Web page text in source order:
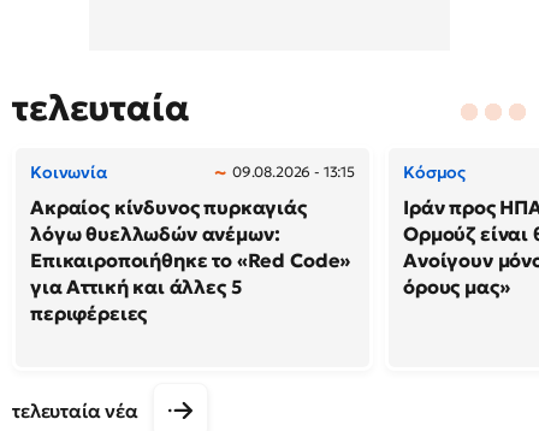
τελευταία
Κοινωνία 09.08.2026 - 13:15
Ακραίος κίνδυνος πυρκαγιάς
λόγω θυελλωδών ανέμων:
Επικαιροποιήθηκε το «Red Code»
για Αττική και άλλες 5
περιφέρειες
Κόσμος
Ιράν προς
Ορμούζ είναι
Ανοίγουν
όρους μας»
τελευταία νέα